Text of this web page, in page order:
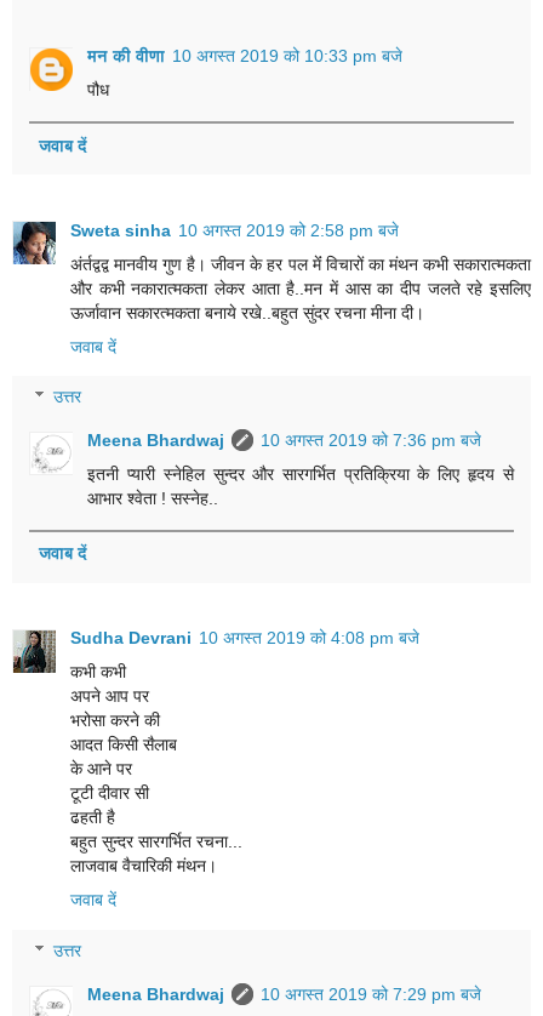
मन की वीणा 10 अगस्त 2019 को 10:33 pm बजे
पौध
जवाब दें
Sweta sinha 10 अगस्त 2019 को 2:58 pm बजे
अंर्तद्वद्व मानवीय गुण है। जीवन के हर पल मेंं विचारों का मंथन कभी सकारात्मकता
और कभी नकारात्मकता लेकर आता है..मन में आस का दीप जलते रहे इसलिए
ऊर्जावान सकारत्मकता बनाये रखे..बहुत सुंदर रचना मीना दी।
जवाब दें
उत्तर
Meena Bhardwaj
10 अगस्त 2019 को 7:36 pm बजे
इतनी प्यारी स्नेहिल सुन्दर और सारगर्भित प्रतिक्रिया के लिए हृदय से
आभार श्वेता ! सस्नेह..
जवाब दें
Sudha Devrani 10 अगस्त 2019 को 4:08 pm बजे
कभी कभी
अपने आप पर
भरोसा करने की
आदत किसी सैलाब
के आने पर
टूटी दीवार सी
ढहती है
बहुत सुन्दर सारगर्भित रचना...
लाजवाब वैचारिकी मंथन।
जवाब दें
उत्तर
Meena Bhardwaj
10 अगस्त 2019 को 7:29 pm बजे